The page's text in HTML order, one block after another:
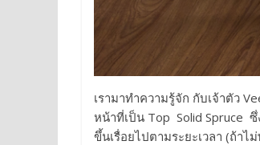
เรามาทำความรู้จัก กับเจ้าตัว
หน้าที่เป็น Top Solid Spruce
ขึ้นเรื่อยไปตามระยะเวลา (ถ้า